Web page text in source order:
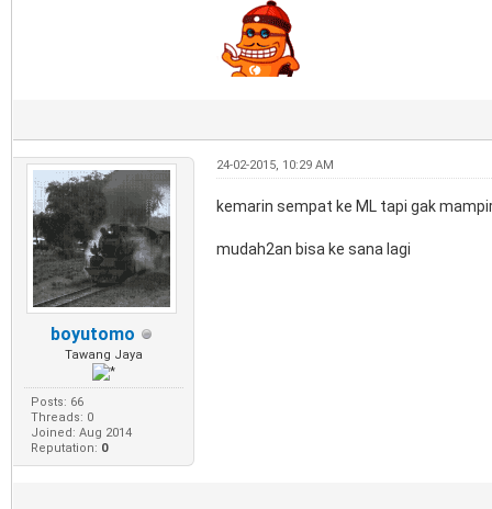
boyutomo
Tawang Jaya
Posts: 66
Threads: 0
Joined: Aug 2014
Reputation: 0
24-02-2015, 10:29 AM
kemarin sempat ke ML tapi gak
mudah2an bisa ke sana lagi